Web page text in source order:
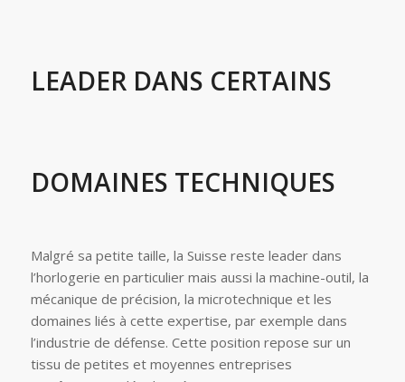
LEADER DANS CERTAINS
DOMAINES TECHNIQUES
Malgré sa petite taille, la Suisse reste leader dans
l’horlogerie en particulier mais aussi la machine-outil, la
mécanique de précision, la microtechnique et les
domaines liés à cette expertise, par exemple dans
l’industrie de défense. Cette position repose sur un
tissu de petites et moyennes entreprises